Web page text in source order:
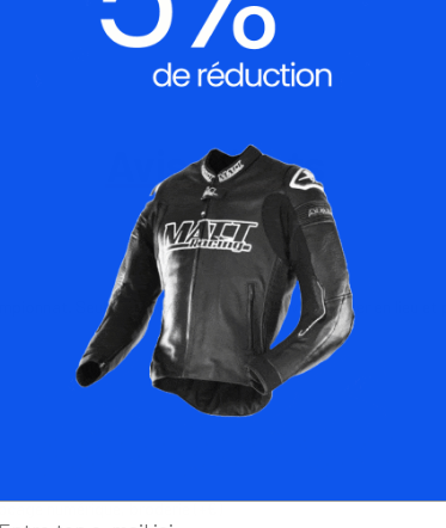
Avis clients
Seul les logos matt racing doivent rester en lieu et
numérique, broderie (+€)